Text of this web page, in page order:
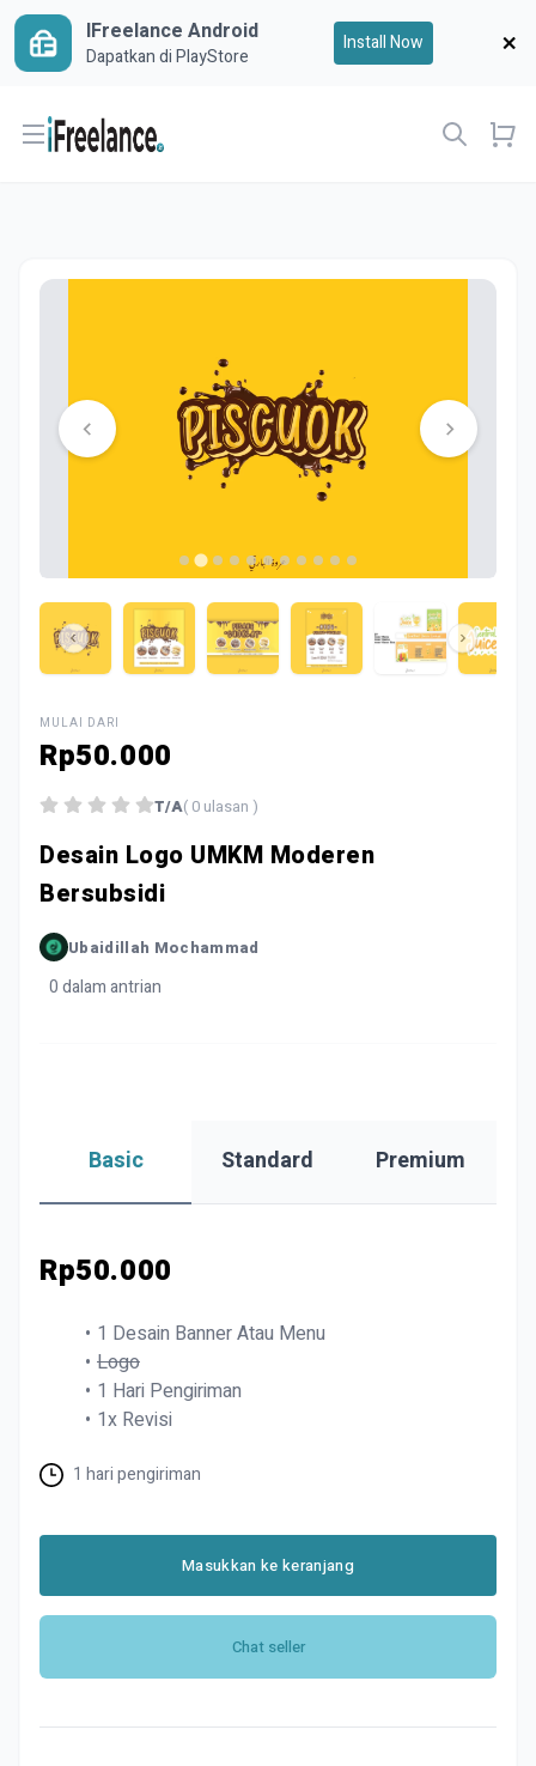
IFreelance Android
Dapatkan di PlayStore
Install Now
Open menu
MULAI DARI
Rp50.000
Desain Logo UMKM Moderen
Bersubsidi
Ubaidillah Mochammad
0 dalam antrian
T/A( 0 ulasan )
Basic Standard Premium
Rp50.000
1 Desain Banner Atau Menu
Logo
1 Hari Pengiriman
1x Revisi
1 hari pengiriman
Masukkan ke keranjang
Chat seller